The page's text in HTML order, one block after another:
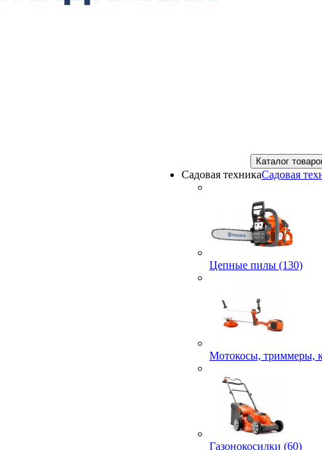
Каталог
Садовая техникаСадовая
Цепные пилы (130)
Мотокосы, триммеры,
Газонокосилки (60)